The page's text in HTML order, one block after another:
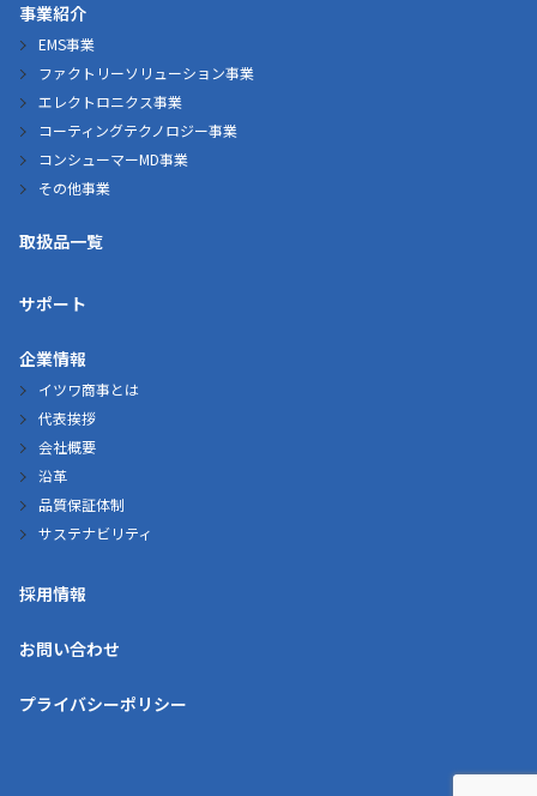
事業紹介
EMS事業
ファクトリーソリューション事業
エレクトロニクス事業
コーティングテクノロジー事業
コンシューマーMD事業
その他事業
取扱品一覧
サポート
企業情報
イツワ商事とは
代表挨拶
会社概要
沿革
品質保証体制
サステナビリティ
採用情報
お問い合わせ
プライバシーポリシー